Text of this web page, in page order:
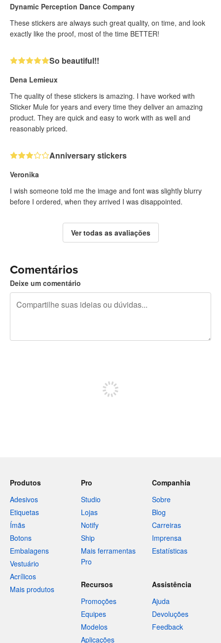
Dynamic Perception Dance Company
These stickers are always such great quality, on time, and look
exactly like the proof, most of the time BETTER!
So beautiful!!
Dena Lemieux
The quality of these stickers is amazing. I have worked with
Sticker Mule for years and every time they deliver an amazing
product. They are quick and easy to work with as well and
reasonably priced.
Anniversary stickers
Veronika
I wish someone told me the image and font was slightly blurry
before I ordered, when they arrived I was disappointed.
Ver todas as avaliações
Comentários
Deixe um comentário
Produtos
Adesivos
Etiquetas
Ímãs
Botons
Embalagens
Vestuário
Acrílicos
Mais produtos
Pro
Studio
Lojas
Notify
Ship
Mais ferramentas
Pro
Companhia
Sobre
Blog
Carreiras
Imprensa
Estatísticas
Recursos
Promoções
Equipes
Modelos
Aplicações
Assistência
Ajuda
Devoluções
Feedback